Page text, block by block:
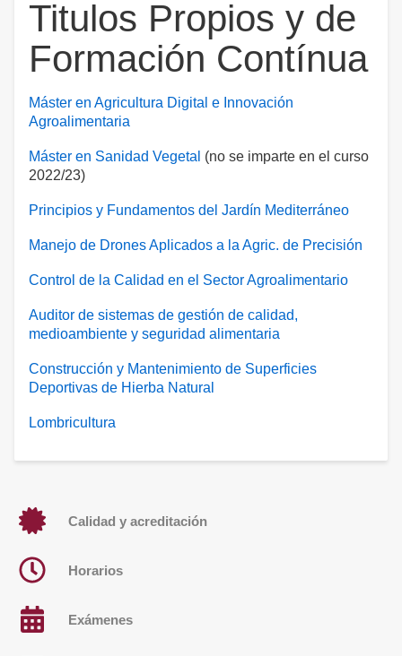
Titulos Propios y de
Formación Contínua
Máster en Agricultura Digital e Innovación
Agroalimentaria
Máster en Sanidad Vegetal (no se imparte en el curso
2022/23)
Principios y Fundamentos del Jardín Mediterráneo
Manejo de Drones Aplicados a la Agric. de Precisión
Control de la Calidad en el Sector Agroalimentario
Auditor de sistemas de gestión de calidad,
medioambiente y seguridad alimentaria
Construcción y Mantenimiento de Superficies
Deportivas de Hierba Natural
Lombricultura
Calidad y acreditación
Horarios
Exámenes